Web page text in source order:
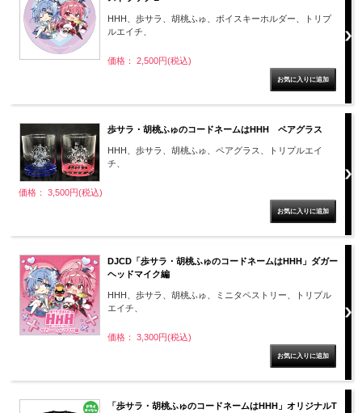
HHH、歩サラ、胡桃ふゅ、ボイスキーホルダー、トリプ
ルエイチ、
価格： 2,500円(税込)
歩サラ・胡桃ふゅのコードネームはHHH ペアグラス
HHH、歩サラ、胡桃ふゅ、ペアグラス、トリプルエイ
チ、
価格： 3,500円(税込)
DJCD「歩サラ・胡桃ふゅのコードネームはHHH」ダガー
ヘッドマイク編
HHH、歩サラ、胡桃ふゅ、ミニタペストリー、トリプル
エイチ、
価格： 3,300円(税込)
「歩サラ・胡桃ふゅのコードネームはHHH」オリジナルT